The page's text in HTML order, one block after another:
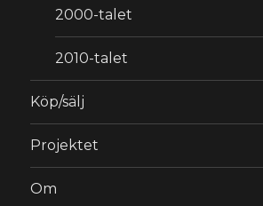
2000-talet
2010-talet
Köp/sälj
Projektet
Om